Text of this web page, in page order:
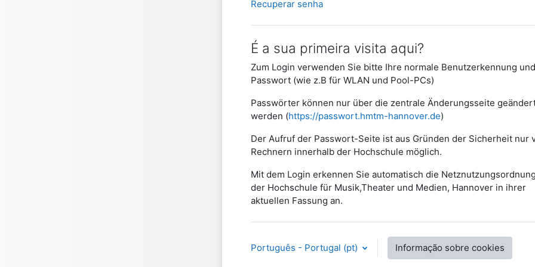
Recuperar senha
É a sua primeira visita aqui?
Zum Login verwenden Sie bitte Ihre normale Benutzerkennung
Passwort (wie z.B für WLAN und Pool-PCs)
Passwörter können nur über die zentrale Änderungsseite
werden (https://passwort.hmtm-hannover.de)
Der Aufruf der Passwort-Seite ist aus Gründen der Sicherheit nur
Rechnern innerhalb der Hochschule möglich.
Mit dem Login erkennen Sie automatisch die
der Hochschule für Musik,Theater und Medien, Hannover in ihrer
aktuellen Fassung an.
Português - Portugal ‎(pt)‎ Informação sobre cookies